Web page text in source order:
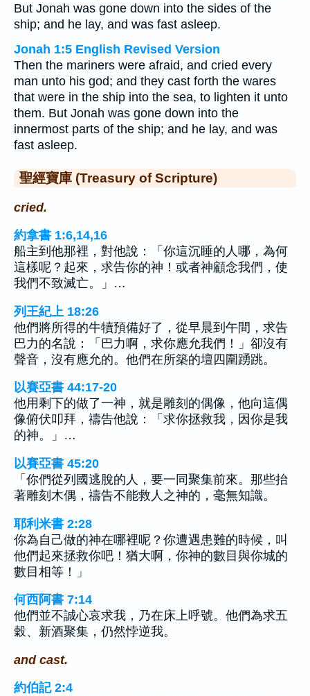
But Jonah was gone down into the sides of the
ship; and he lay, and was fast asleep.
Jonah 1:5 English Revised Version
Then the mariners were afraid, and cried every
man unto his god; and they cast forth the wares
that were in the ship into the sea, to lighten it unto
them. But Jonah was gone down into the
innermost parts of the ship; and he lay, and was
fast asleep.
聖經寶庫 (Treasury of Scripture)
cried.
約拿書 1:6,14,16
船主到他那裡，對他說：「你這沉睡的人哪，為何
這樣呢？起來，求告你的神！或者神顧念我們，使
我們不致滅亡。」…
列王紀上 18:26
他們將所得的牛犢預備好了，從早晨到午間，求告
巴力的名說：「巴力啊，求你應允我們！」卻沒有
聲音，沒有應允的。他們在所築的壇四圍踴跳。
以賽亞書 44:17-20
他用剩下的做了一神，就是雕刻的偶像，他向這偶
像俯伏叩拜，禱告他說：「求你拯救我，因你是我
的神。」…
以賽亞書 45:20
「你們從列國逃脫的人，要一同聚集前來。那些抬
著雕刻木偶，禱告不能救人之神的，毫無知識。
耶利米書 2:28
你為自己做的神在哪裡呢？你遭遇患難的時候，叫
他們起來拯救你吧！猶大啊，你神的數目與你城的
數目相等！」
何西阿書 7:14
他們並不誠心哀求我，乃在床上呼號。他們為求五
穀、新酒聚集，仍然悖逆我。
and cast.
約伯記 2:4